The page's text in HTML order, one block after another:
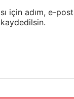
için adım, e-